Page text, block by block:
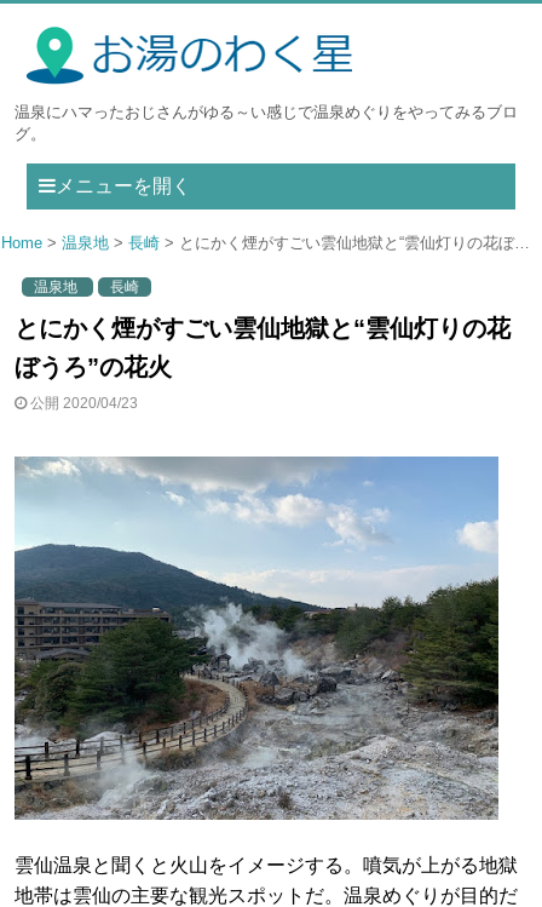
温泉にハマったおじさんがゆる～い感じで温泉めぐりをやってみるブロ
グ。
メニューを開く
Home 温泉地 長崎 とにかく煙がすごい雲仙地獄と“雲仙灯りの花ぼうろ”の花火
温泉地 長崎
とにかく煙がすごい雲仙地獄と“雲仙灯りの花
ぼうろ”の花火
公開 2020/04/23
雲仙温泉と聞くと火山をイメージする。噴気が上がる地獄
地帯は雲仙の主要な観光スポットだ。温泉めぐりが目的だ